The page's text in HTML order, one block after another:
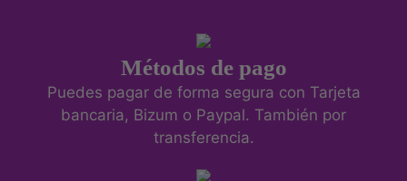
Métodos de pago
Puedes pagar de forma segura con Tarjeta
bancaria, Bizum o Paypal. También por
transferencia.